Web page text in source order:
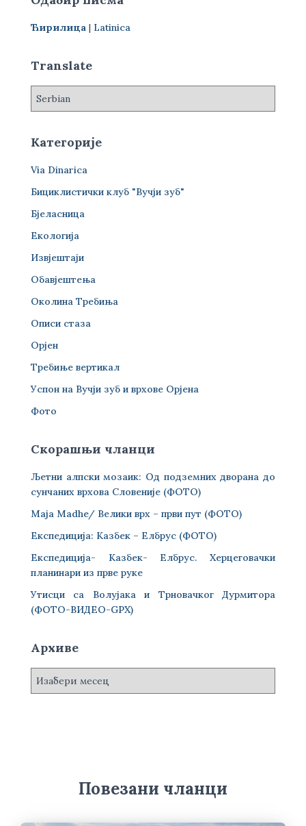
а
а
а
Ћирилица | Latinica
Translate
Категорије
Via Dinarica
Бициклистички клуб "Вучји зуб"
Бјеласница
Екологија
Извјештаји
Обавјештења
Околина Требиња
Описи стаза
Орјен
Требиње вертикал
Успон на Вучји зуб и врхове Орјена
Фото
Скорашњи чланци
Љетни алпски мозаик: Од подземних дворана до
сунчаних врхова Словеније (ФОТО)
Maja Madhe/ Велики врх – први пут (ФОТО)
Експедиција: Казбек – Елбрус (ФОТО)
Експедиција- Казбек- Елбрус. Херцеговачки
планинари из прве руке
Утисци са Волујака и Трновачког Дурмитора
(ФОТО-ВИДЕО-GPX)
Архиве
А
Повезани чланци